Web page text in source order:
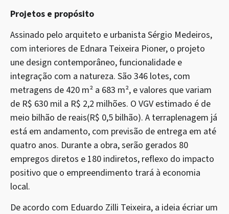
Projetos e propósito
Assinado pelo arquiteto e urbanista Sérgio Medeiros,
com interiores de Ednara Teixeira Pioner, o projeto
une design contemporâneo, funcionalidade e
integração com a natureza. São 346 lotes, com
metragens de 420 m² a 683 m², e valores que variam
de R$ 630 mil a R$ 2,2 milhões. O VGV estimado é de
meio bilhão de reais(R$ 0,5 bilhão). A terraplenagem já
está em andamento, com previsão de entrega em até
quatro anos. Durante a obra, serão gerados 80
empregos diretos e 180 indiretos, reflexo do impacto
positivo que o empreendimento trará à economia
local.
De acordo com Eduardo Zilli Teixeira, a ideia écriar um